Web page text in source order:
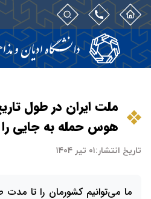
هوس حمله به جایی
تاریخ انتشار:۰۱ تیر ۱۴۰۴
ما می‌توانیم کشورمان را تا مدت